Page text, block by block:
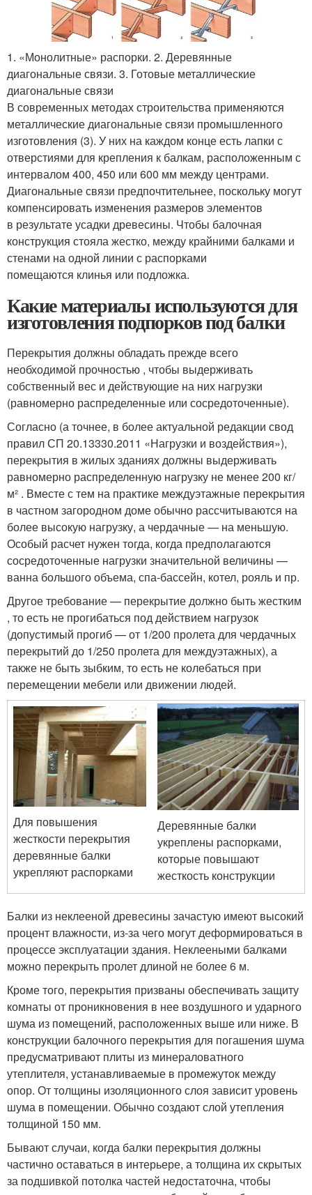
1. «Монолитные» распорки. 2. Деревянные
диагональные связи. 3. Готовые металлические
диагональные связи
В современных методах строительства применяются
металлические диагональные связи промышленного
изготовления (3). У них на каждом конце есть лапки с
отверстиями для крепления к балкам, расположенным с
интервалом 400, 450 или 600 мм между центрами.
Диагональные связи предпочтительнее, поскольку могут
компенсировать изменения размеров элементов
в результате усадки древесины. Чтобы балочная
конструкция стояла жестко, между крайними балками и
стенами на одной линии с распорками
помещаются клинья или подложка.
Какие материалы используются для
изготовления подпорков под балки
Перекрытия должны обладать прежде всего
необходимой прочностью , чтобы выдерживать
собственный вес и действующие на них нагрузки
(равномерно распределенные или сосредоточенные).
Согласно (а точнее, в более актуальной редакции свод
правил СП 20.13330.2011 «Нагрузки и воздействия»),
перекрытия в жилых зданиях должны выдерживать
равномерно распределенную нагрузку не менее 200 кг/
м² . Вместе с тем на практике междуэтажные перекрытия
в частном загородном доме обычно рассчитываются на
более высокую нагрузку, а чердачные — на меньшую.
Особый расчет нужен тогда, когда предполагаются
сосредоточенные нагрузки значительной величины —
ванна большого объема, спа-бассейн, котел, рояль и пр.
Другое требование — перекрытие должно быть жестким
, то есть не прогибаться под действием нагрузок
(допустимый прогиб — от 1/200 пролета для чердачных
перекрытий до 1/250 пролета для междуэтажных), а
также не быть зыбким, то есть не колебаться при
перемещении мебели или движении людей.
Для повышения
жесткости перекрытия
деревянные балки
укрепляют распорками
Деревянные балки
укреплены распорками,
которые повышают
жесткость конструкции
Балки из неклееной древесины зачастую имеют высокий
процент влажности, из-за чего могут деформироваться в
процессе эксплуатации здания. Неклееными балками
можно перекрыть пролет длиной не более 6 м.
Кроме того, перекрытия призваны обеспечивать защиту
комнаты от проникновения в нее воздушного и ударного
шума из помещений, расположенных выше или ниже. В
конструкции балочного перекрытия для погашения шума
предусматривают плиты из минераловатного
утеплителя, устанавливаемые в промежуток между
опор. От толщины изоляционного слоя зависит уровень
шума в помещении. Обычно создают слой утепления
толщиной 150 мм.
Бывают случаи, когда балки перекрытия должны
частично оставаться в интерьере, а толщина их скрытых
за подшивкой потолка частей недостаточна, чтобы